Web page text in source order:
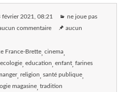
février 2021 , 08:21 ne joue pas
commentaire aucun
France-Brette cinema
ecologie education enfant farines
religion santé publique
magasine tradition